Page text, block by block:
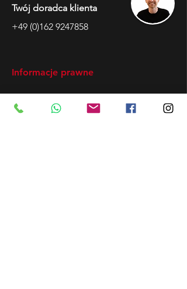
Twój doradca klienta
+49 (0)162 9247858
Informacje prawne
Nota prawna